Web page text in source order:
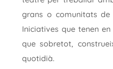
grans o comunitats de
Iniciatives que tenen
que sobretot,
quotidià.